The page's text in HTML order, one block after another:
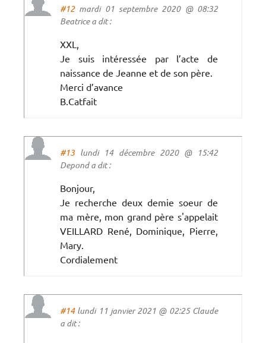
#12mardi 01 septembre 2020 @ 08:32
Beatrice a dit :
XXL,
Je suis intéressée par l’acte de
naissance de Jeanne et de son père.
Merci d’avance
B.Catfait
#13 lundi 14 décembre 2020 @ 15:42
Depond a dit :
Bonjour,
Je recherche deux demie soeur de
ma mère, mon grand père s'appelait
VEILLARD René, Dominique, Pierre,
Mary.
Cordialement
#14lundi 11 janvier 2021 @ 02:25 Claude
a dit :